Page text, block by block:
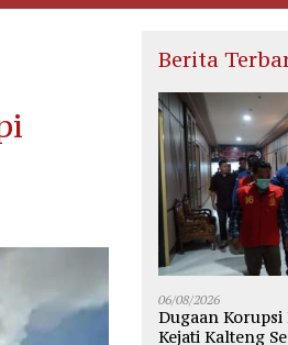
Berita
06/08/2026
Dugaan Korupsi
Kejati Kalteng